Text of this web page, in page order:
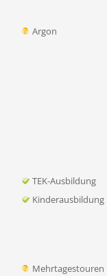
Argon
TEK-Ausbildung
Kinderausbildung
Mehrtagestouren